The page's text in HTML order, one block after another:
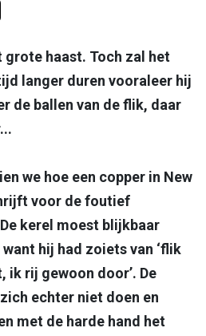
Mail
via link
grote haast. Toch zal het
langer duren vooraleer hij
de ballen van de flik, daar
we hoe een copper in New
voor de foutief
kerel moest blijkbaar
hij had zoiets van ‘flik
rij gewoon door’. De
echter niet doen en
met de harde hand het